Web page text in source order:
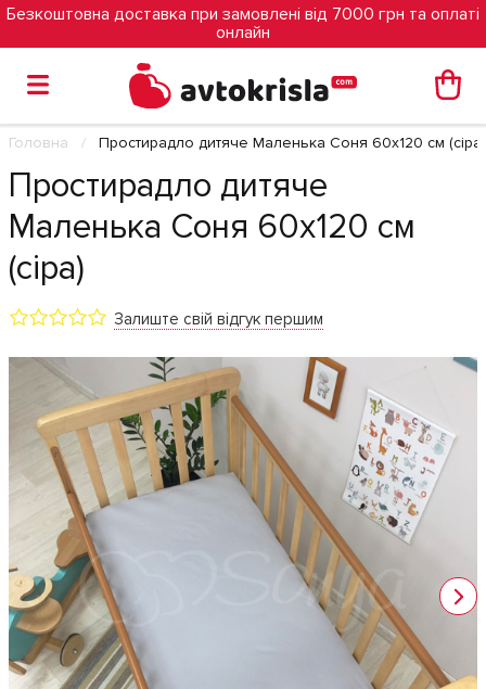
Безкоштовна доставка при замовлені від 7000 грн та оплаті
онлайн
Головна Простирадло дитяче Маленька Соня 60х120 см (сіра)
Простирадло дитяче
Маленька Соня 60х120 см
(сіра)
Залиште свій відгук першим